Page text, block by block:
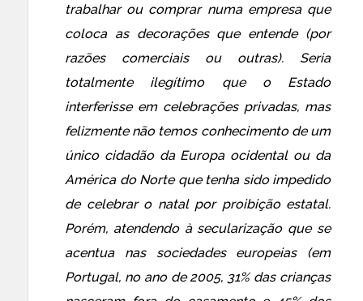
trabalhar ou comprar numa empresa que
coloca as decorações que entende (por
razões comerciais ou outras). Seria
totalmente ilegítimo que o Estado
interferisse em celebrações privadas, mas
felizmente não temos conhecimento de um
único cidadão da Europa ocidental ou da
América do Norte que tenha sido impedido
de celebrar o natal por proibição estatal.
Porém, atendendo à secularização que se
acentua nas sociedades europeias (em
Portugal, no ano de 2005, 31% das crianças